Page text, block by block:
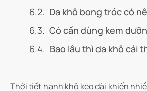
Da khô bong tróc có
Có cần dùng kem
Bao lâu thì da khô cải
Thời tiết hanh khô kéo dài khiến